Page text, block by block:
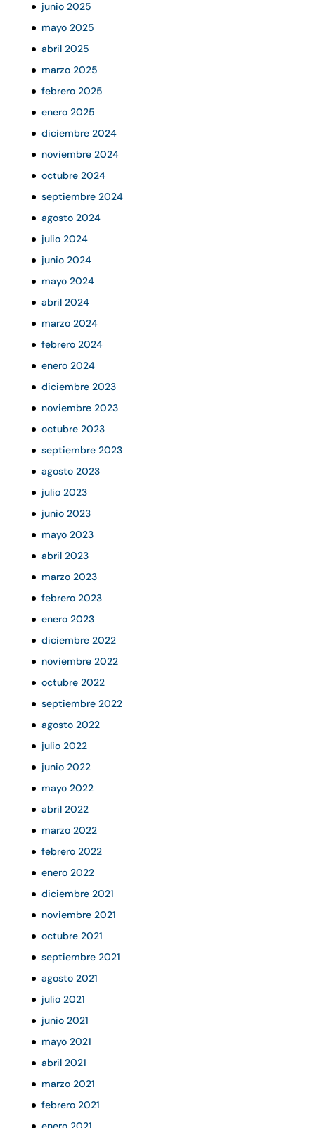
junio 2025
mayo 2025
abril 2025
marzo 2025
febrero 2025
enero 2025
diciembre 2024
noviembre 2024
octubre 2024
septiembre 2024
agosto 2024
julio 2024
junio 2024
mayo 2024
abril 2024
marzo 2024
febrero 2024
enero 2024
diciembre 2023
noviembre 2023
octubre 2023
septiembre 2023
agosto 2023
julio 2023
junio 2023
mayo 2023
abril 2023
marzo 2023
febrero 2023
enero 2023
diciembre 2022
noviembre 2022
octubre 2022
septiembre 2022
agosto 2022
julio 2022
junio 2022
mayo 2022
abril 2022
marzo 2022
febrero 2022
enero 2022
diciembre 2021
noviembre 2021
octubre 2021
septiembre 2021
agosto 2021
julio 2021
junio 2021
mayo 2021
abril 2021
marzo 2021
febrero 2021